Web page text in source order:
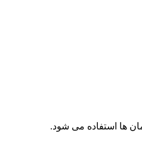
ها استفاده می شود.